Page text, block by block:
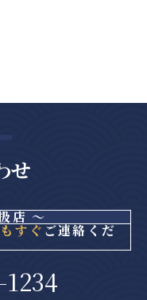
せ
店 ～
すぐご連絡くだ